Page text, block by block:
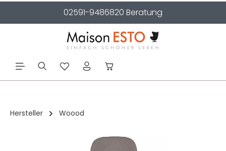
02591-9486820 Beratung
Hersteller Woood
Bildergalerie überspringen